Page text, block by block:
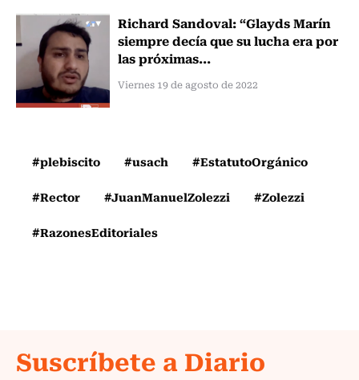
Richard Sandoval: “Glayds Marín
siempre decía que su lucha era por
las próximas...
Viernes 19 de agosto de 2022
#plebiscito #usach
#EstatutoOrgánico
#Rector
#JuanManuelZolezzi
#Zolezzi
#RazonesEditoriales